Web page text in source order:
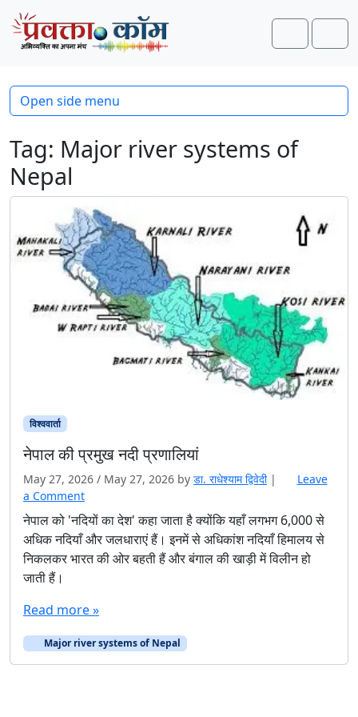
Skip to content
Skip to footer
Search
Tag: Major river systems of
Nepal
विश्ववार्ता
नेपाल की प्रमुख नदी प्रणालियां
May 27, 2026 / May 27, 2026 by डा. राधेश्याम द्विवेदी |
Leave
a Comment
नेपाल को 'नदियों का देश' कहा जाता है क्योंकि यहाँ लगभग 6,000 से
अधिक नदियाँ और जलधाराएं हैं। इनमें से अधिकांश नदियाँ हिमालय से
निकलकर भारत की ओर बहती हैं और बंगाल की खाड़ी में विलीन हो
जाती हैं।
Read more »
Major river systems of Nepal
Open side menu